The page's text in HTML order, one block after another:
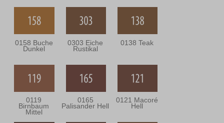
0158 Buche
Dunkel
0303 Eiche
Rustikal
0138 Teak
0119
Birnbaum
Mittel
0165
Palisander Hell
0121 Macoré
Hell